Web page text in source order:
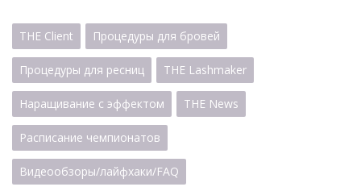
THE Client Процедуры для бровей
Процедуры для ресниц THE Lashmaker
Наращивание с эффектом THE News
Расписание чемпионатов
Видеообзоры/лайфхаки/FAQ